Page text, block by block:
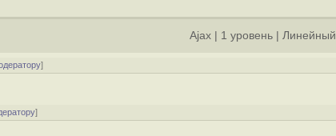
Ajax 1 уровень Линейный
]
]